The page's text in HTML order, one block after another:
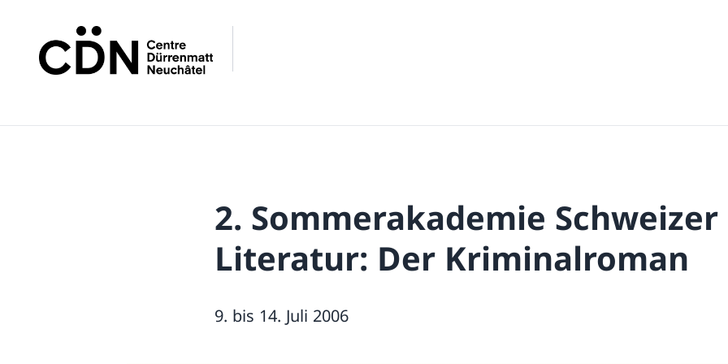
2. Sommerakademie Schweizer
Literatur: Der Kriminalroman
9. bis 14. Juli 2006